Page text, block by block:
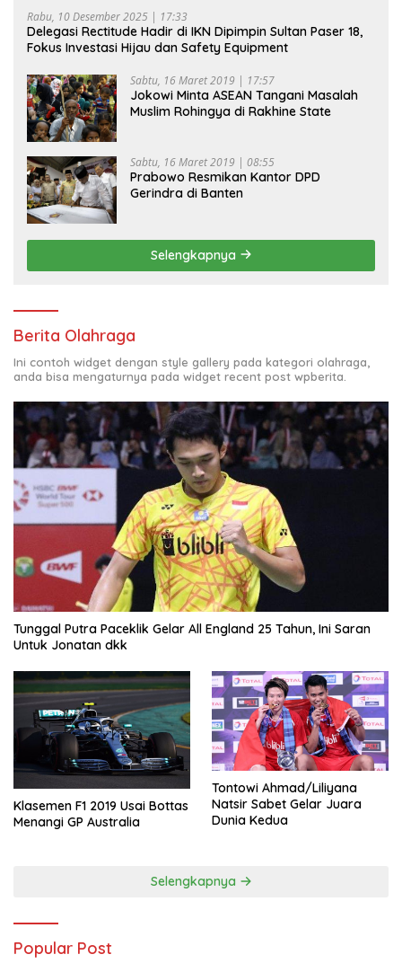
Rabu, 10 Desember 2025 | 17:33
Delegasi Rectitude Hadir di IKN Dipimpin Sultan Paser 18,
Fokus Investasi Hijau dan Safety Equipment
Sabtu, 16 Maret 2019 | 17:57
Jokowi Minta ASEAN Tangani Masalah
Muslim Rohingya di Rakhine State
Sabtu, 16 Maret 2019 | 08:55
Prabowo Resmikan Kantor DPD
Gerindra di Banten
Selengkapnya
Berita Olahraga
Ini contoh widget dengan style gallery pada kategori olahraga,
anda bisa mengaturnya pada widget recent post wpberita.
Tunggal Putra Paceklik Gelar All England 25 Tahun, Ini Saran
Untuk Jonatan dkk
Klasemen F1 2019 Usai Bottas
Menangi GP Australia
Tontowi Ahmad/Liliyana
Natsir Sabet Gelar Juara
Dunia Kedua
Selengkapnya
Popular Post